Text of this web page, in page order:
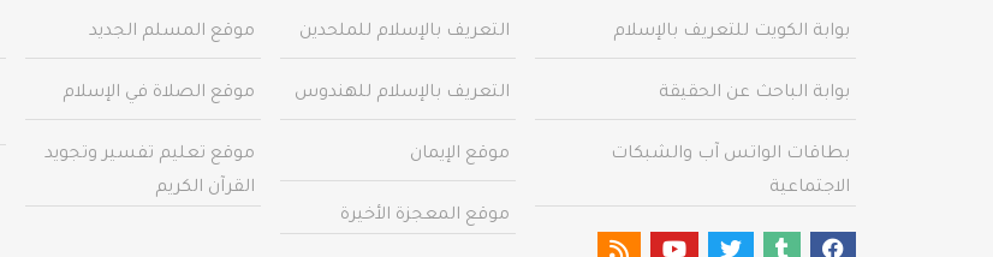
بوابة الكويت للتعريف بالإسلام
بوابة الباحث عن الحقيقة
بطاقات الواتس آب والشبكات
الاجتماعية
التعريف بالإسلام للملحدين
التعريف بالإسلام للهندوس
موقع الإيمان
موقع المعجزة الأخيرة
موقع المسلم الجديد
موقع الصلاة في الإسلام
موقع تعليم تفسير وتجويد
القرآن الكريم